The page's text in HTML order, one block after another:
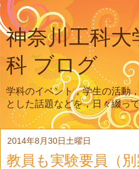
神奈川工科大
科 ブログ
学科のイベント，学生の活動
とした話題などを，日々綴っ
2014年8月30日土曜日
教員も実験要員（別